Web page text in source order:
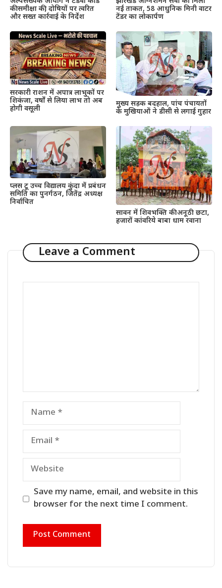
की समीक्षा की, दोषियों पर त्वरित
और सख्त कार्रवाई के निर्देश
नई ताकत, 58 आधुनिक मिनी वाटर
टेंडर का लोकार्पण
सरकारी राशन में अपात्र लाभुकों पर
शिकंजा, वर्षों से लिया लाभ तो अब
होगी वसूली
मुख्य सड़क बदहाल, पांच पंचायतों
के मुखियाओं ने डीसी से लगाई गुहार
प्लस टू उच्च विद्यालय कुंदा में प्रबंधन
समिति का पुनर्गठन, जितेंद्र अध्यक्ष
निर्वाचित
सावन में शिवभक्ति की अनूठी छटा,
हजारों कांवरिये बाबा धाम रवाना
Leave a Comment
Name
Email
Website
Save my name, email, and website in this
browser for the next time I comment.